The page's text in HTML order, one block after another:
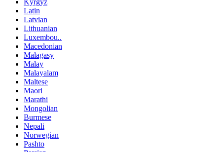
Kyrgyz
Latin
Latvian
Lithuanian
Luxembou..
Macedonian
Malagasy
Malay
Malayalam
Maltese
Maori
Marathi
Mongolian
Burmese
Nepali
Norwegian
Pashto